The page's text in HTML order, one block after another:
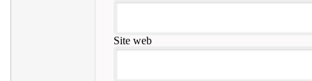
Site web